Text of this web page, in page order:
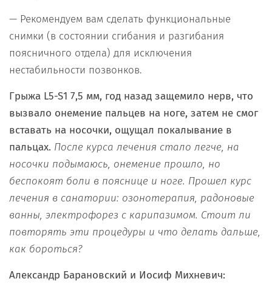
— Рекомендуем вам сделать функциональные
снимки (в состоянии сгибания и разгибания
поясничного отдела) для исключения
нестабильности позвонков.
Грыжа L5-S1 7,5 мм, год назад защемило нерв, что
вызвало онемение пальцев на ноге, затем не смог
вставать на носочки, ощущал покалывание в
пальцах. После курса лечения стало легче, на
носочки подымаюсь, онемение прошло, но
беспокоят боли в пояснице и ноге. Прошел курс
лечения в санатории: озонотерапия, радоновые
ванны, электрофорез с карипазимом. Стоит ли
повторять эти процедуры и что делать дальше,
как бороться?
Александр Барановский и Иосиф Михневич: